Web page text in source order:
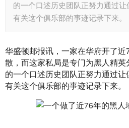
的一个口述历史团队正努力通过
有关这个俱乐部的事迹记录下来。
华盛顿邮报讯，一家在华府开了
散，而这家私局是专门为黑人精
的一个口述历史团队正努力通过
有关这个俱乐部的事迹记录下来。